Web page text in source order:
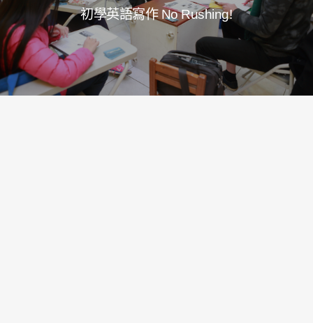
初學英語寫作 No Rushing!